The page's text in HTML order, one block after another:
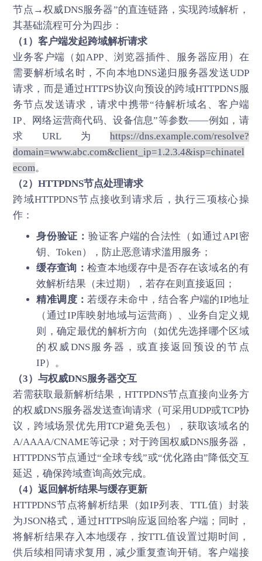
节点→权威DNS服务器”的直连链路，实现跨域解析，
其基础流程可分为四步：
（1）客户端发起跨域解析请求
业务客户端（如APP、浏览器插件、服务器应用）在
需要解析域名时，不向本地DNS递归服务器发送UDP
请求，而是通过HTTPS协议向预设的跨域HTTPDNS服
务节点发送请求，请求中携带“待解析域名、客户端
IP、网络运营商代码、设备信息”等参数——例如，请
求URL为 https://dns.example.com/resolve?
domain=www.abc.com&client_ip=1.2.3.4&isp=chinatel
ecom。
（2）HTTPDNS节点处理请求
跨域HTTPDNS节点接收到请求后，执行三项核心操
作：
身份验证： 验证客户端的合法性（如通过API密
钥、Token），防止恶意请求滥用服务；
缓存查询： 检查本地缓存中是否存在该域名的有
效解析结果（未过期），若存在则直接返回；
精准调度： 若缓存未命中，结合客户端的IP地址
（通过IP库映射地域与运营商）、业务自定义规
则，确定最优的解析方向（如优先选择哪个区域
的权威DNS服务器，或直接返回预设的节点
IP）。
（3）与权威DNS服务器交互
若需获取最新解析结果，HTTPDNS节点直接向业务方
的权威DNS服务器发送查询请求（可采用UDP或TCP协
议，跨域场景优先用TCP避免丢包），获取该域名的
A/AAAA/CNAME等记录；对于跨国权威DNS服务器，
HTTPDNS节点通过“全球专线”或“优化路由”降低交互
延迟，确保跨域查询高效完成。
（4）返回解析结果与缓存更新
HTTPDNS节点将解析结果（如IP列表、TTL值）封装
为JSON格式，通过HTTPS响应返回给客户端；同时，
将解析结果存入本地缓存，按TTL值设置过期时间，
供后续相同请求复用，减少重复查询开销。客户端接